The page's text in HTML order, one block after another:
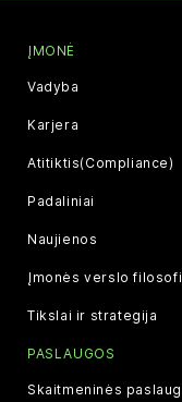
ĮMONĖ
Vadyba
Karjera
Atitiktis(Compliance)
Padaliniai
Naujienos
Įmonės verslo
Tikslai ir strategija
PASLAUGOS
Skaitmeninės